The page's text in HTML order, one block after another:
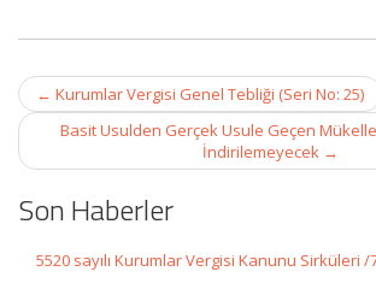
Post
navigation
← Kurumlar Vergisi Genel Tebliği (Seri No: 25)
Basit Usulden Gerçek Usule Geçen
İndirilemeyecek →
Son Haberler
5520 sayılı Kurumlar Vergisi Kanunu Sirküleri /